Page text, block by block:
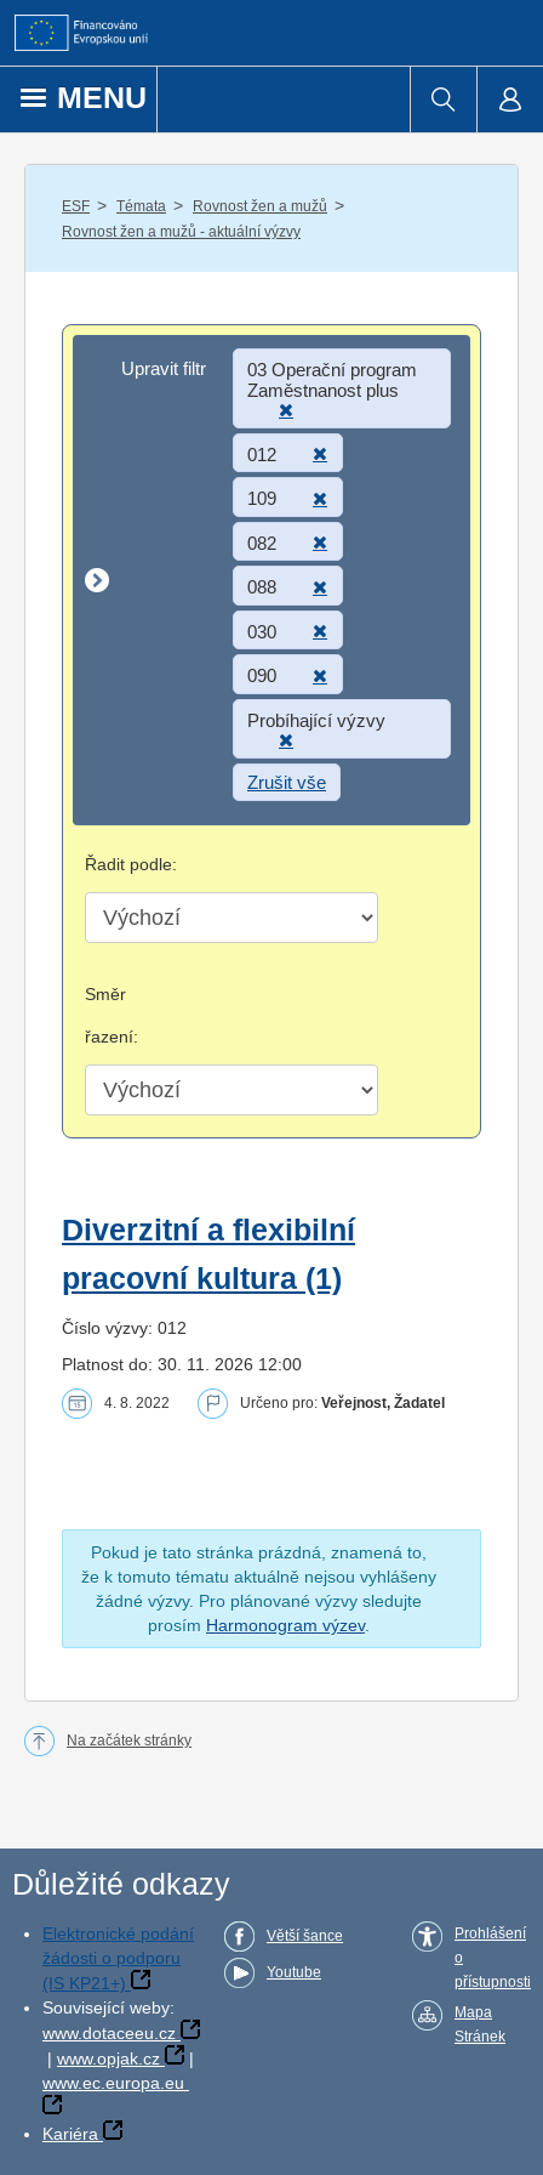
Přejít k obsahu
MENU
ESF / Témata / Rovnost žen a mužů /
Rovnost žen a mužů - aktuální výzvy
Upravit filtr
Upravit filtr
03 Operační program
Zaměstnanost plus
012
109
082
088
030
090
Probíhající výzvy
Zrušit vše
Řadit podle:
Směr
řazení:
Diverzitní a flexibilní
pracovní kultura (1)
Číslo výzvy: 012
Platnost do: 30. 11. 2026 12:00
4. 8. 2022 Určeno pro: Veřejnost, Žadatel
Pokud je tato stránka prázdná, znamená to,
že k tomuto tématu aktuálně nejsou vyhlášeny
žádné výzvy. Pro plánované výzvy sledujte
prosím Harmonogram výzev.
Na začátek stránky
Důležité odkazy
Elektronické podání
žádosti o podporu
(IS KP21+)
Související weby:
www.dotaceeu.cz
| www.opjak.cz
|
www.ec.europa.eu
Kariéra
Větší šance
Youtube
Prohlášení
o
přístupnosti
Mapa
Stránek